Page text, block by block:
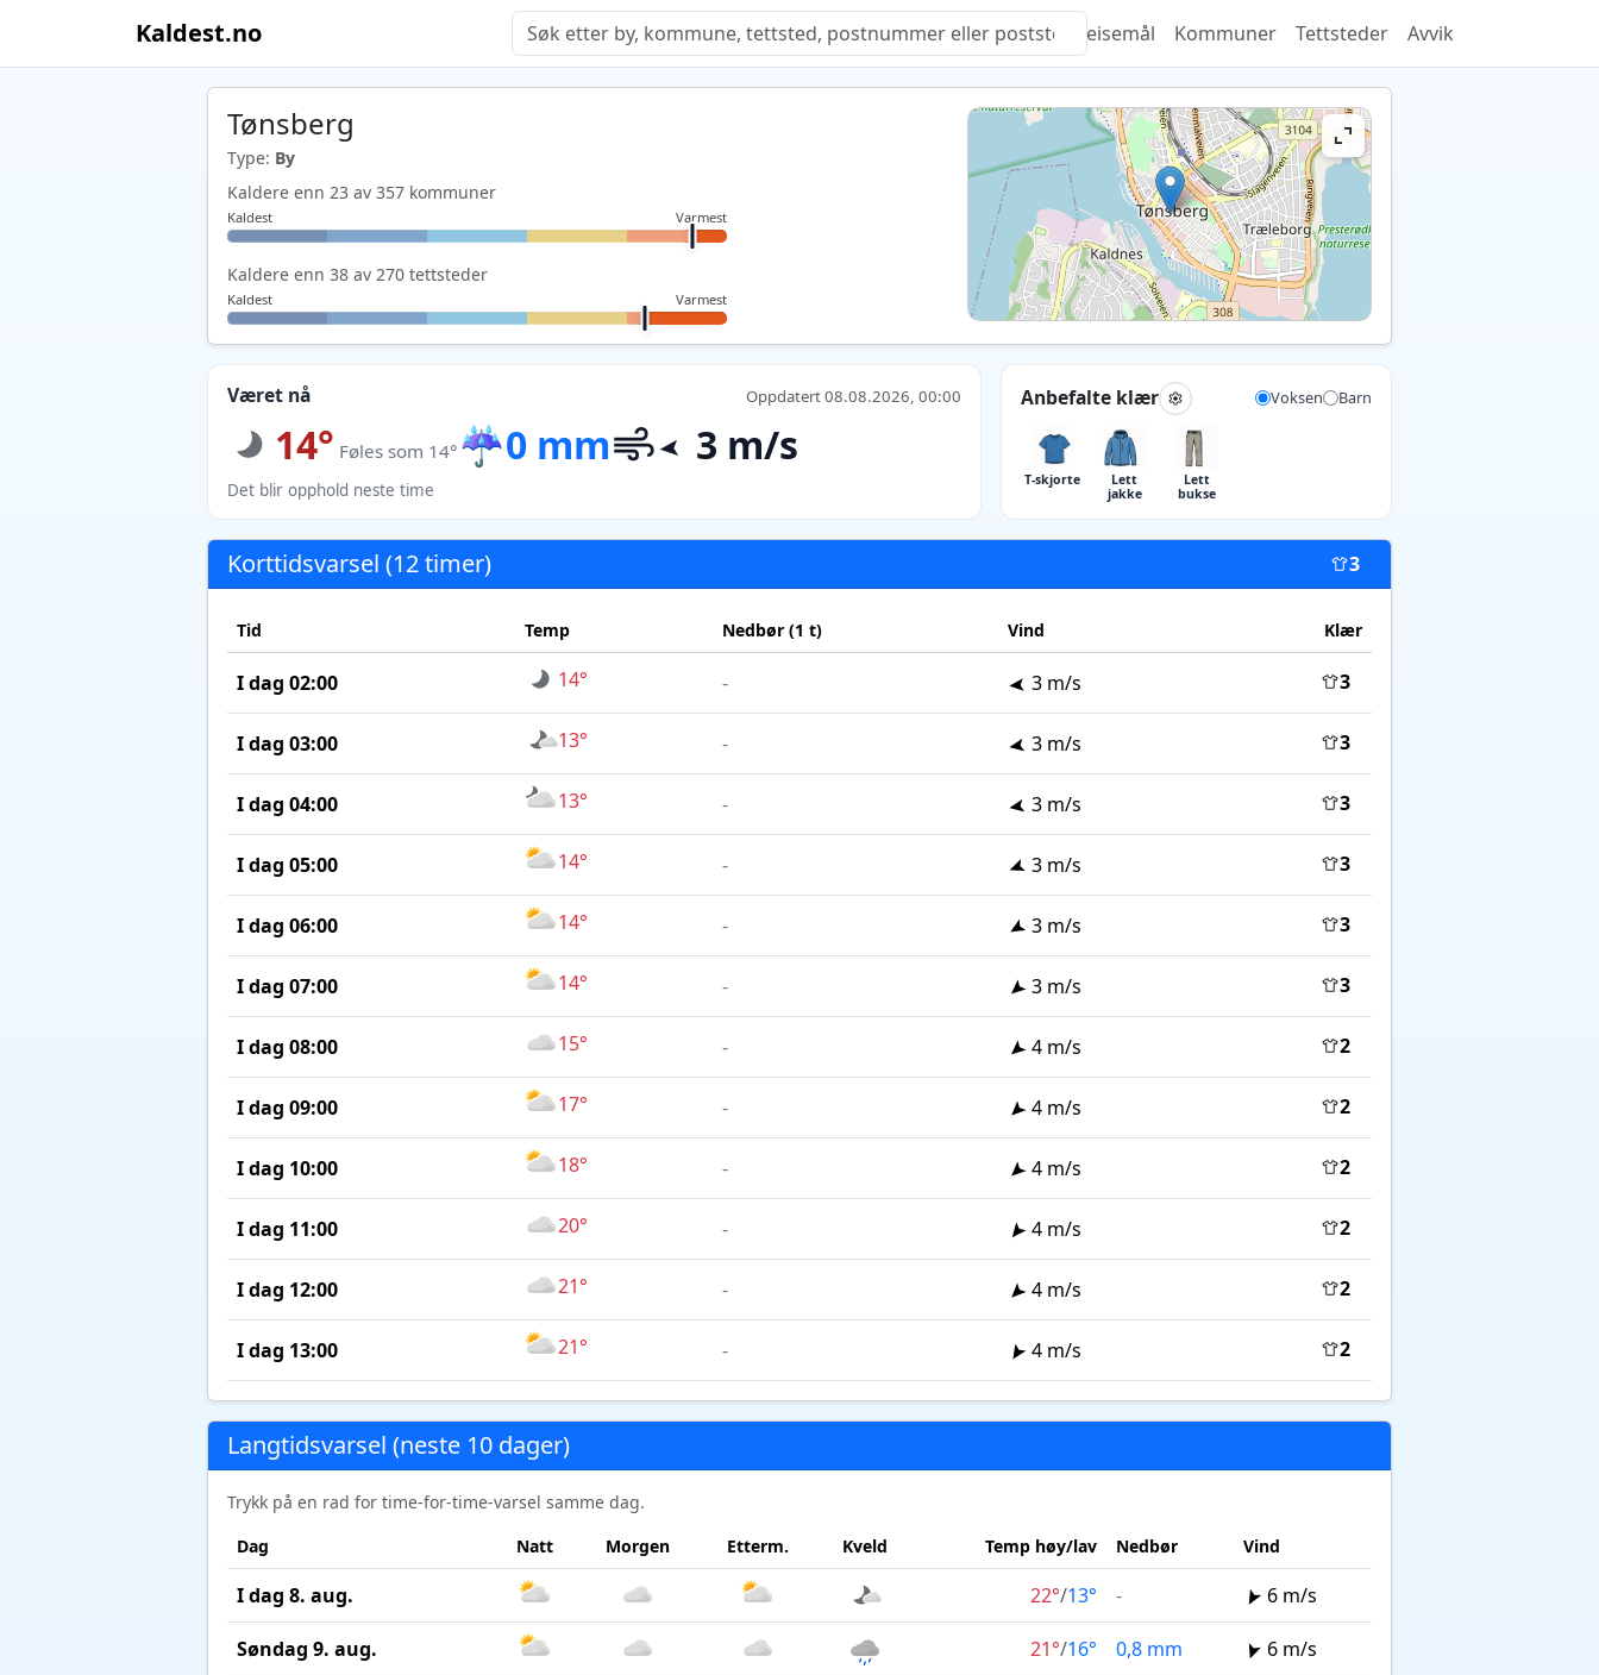
Kaldest.no Quiz Reisemål Kommuner Tettsteder Avvik
Tønsberg
Type: By
Kaldere enn 23 av 357 kommuner
Kaldest Varmest
Kaldere enn 38 av 270 tettsteder
Kaldest Varmest
Været nå Oppdatert 08.08.2026, 00:00
14° Føles som 14° ☔0 mm 3 m/s
Det blir opphold neste time
Anbefalte klær Voksen Barn
T-skjorte
Lett
jakke
Lett
bukse
Korttidsvarsel (12 timer) 3
Tid Temp Nedbør (1 t) Vind Klær
I dag 02:00 14° - 3 m/s 3
I dag 03:00 13° - 3 m/s 3
I dag 04:00 13° - 3 m/s 3
I dag 05:00 14° - 3 m/s 3
I dag 06:00 14° - 3 m/s 3
I dag 07:00 14° - 3 m/s 3
I dag 08:00 15° - 4 m/s 2
I dag 09:00 17° - 4 m/s 2
I dag 10:00 18° - 4 m/s 2
I dag 11:00 20° - 4 m/s 2
I dag 12:00 21° - 4 m/s 2
I dag 13:00 21° - 4 m/s 2
Langtidsvarsel (neste 10 dager)
Trykk på en rad for time-for-time-varsel samme dag.
Dag
Natt Morgen Etterm. Kveld Temp høy/lav Nedbør Vind
I dag 8. aug. 22°/13° - 6 m/s
Søndag 9. aug. 21°/16° 0,8 mm 6 m/s